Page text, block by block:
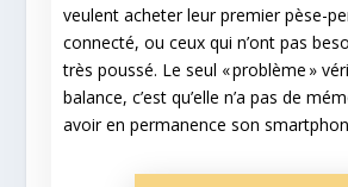
veulent acheter leur premier pèse-
connecté, ou ceux qui n’ont pas
très poussé. Le seul « problème »
balance, c’est qu’elle n’a pas de
avoir en permanence son